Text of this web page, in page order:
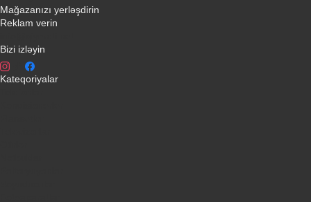
Mağazanızı yerləşdirin
Reklam verin
Bizi izləyin
Kateqoriyalar